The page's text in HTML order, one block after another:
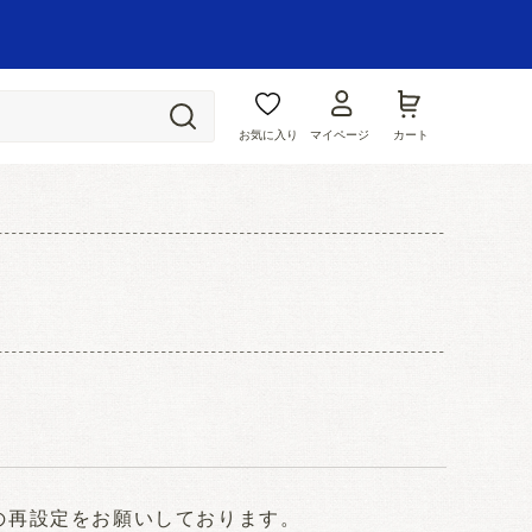
お気に入り マイページ カート
設定をお願いしております。